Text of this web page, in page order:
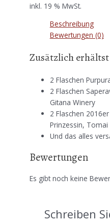
inkl. 19 % MwSt.
Beschreibung
Bewertungen (0)
Zusätzlich
2 Flaschen
2 Flaschen
Gitana Winery
2 Flaschen
Prinzessin, Tomai
Und das alles
Bewertungen
Es gibt noch keine
Schreiben